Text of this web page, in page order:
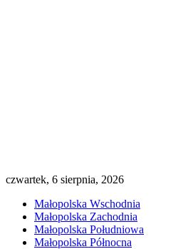
czwartek, 6 sierpnia, 2026
Małopolska Wschodnia
Małopolska Zachodnia
Małopolska Południowa
Małopolska Północna